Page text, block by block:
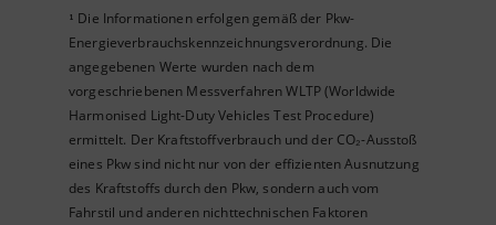
¹ Die Informationen erfolgen gemäß der Pkw-
Energieverbrauchskennzeichnungsverordnung. Die
angegebenen Werte wurden nach dem
vorgeschriebenen Messverfahren WLTP (Worldwide
Harmonised Light-Duty Vehicles Test Procedure)
ermittelt. Der Kraftstoffverbrauch und der CO₂-Ausstoß
eines Pkw sind nicht nur von der effizienten Ausnutzung
des Kraftstoffs durch den Pkw, sondern auch vom
Fahrstil und anderen nichttechnischen Faktoren